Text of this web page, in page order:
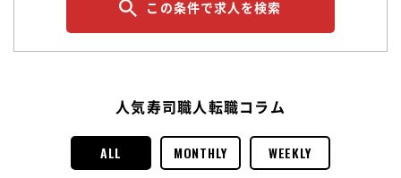
この条件で求人を検索
人気寿司職人転職コラム
ALL MONTHLY WEEKLY